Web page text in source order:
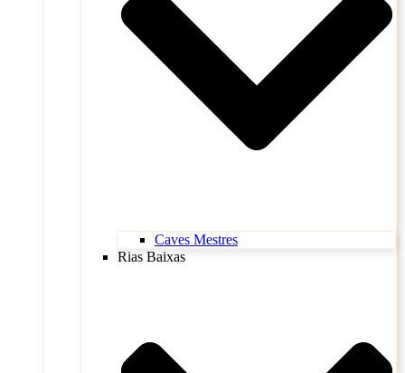
Caves Mestres
Rias Baixas